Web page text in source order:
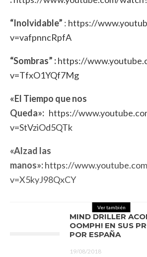
“Inolvidable” : https://
v=vafpnncRpfA
“Sombras” :https://
v=TfxO1YQf7Mg
«El Tiempo que nos
Queda»: https://
v=StVziOd5QTk
«Alzad las
manos»:https://
v=X5kyJ98QxCY
Ver también
MIND DRILLER
OOMPH! EN SUS
POR ESPAÑA
19/08/2018